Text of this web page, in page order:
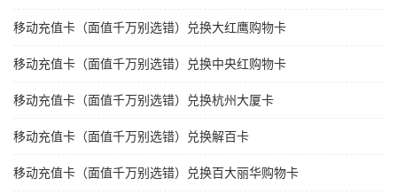
移动充值卡（面值千万别选错）兑换大红鹰购物卡
移动充值卡（面值千万别选错）兑换中央红购物卡
移动充值卡（面值千万别选错）兑换杭州大厦卡
移动充值卡（面值千万别选错）兑换解百卡
移动充值卡（面值千万别选错）兑换百大丽华购物卡